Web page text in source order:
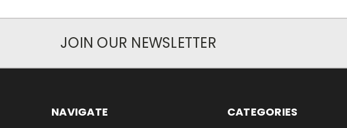
JOIN OUR NEWSLETTER
NAVIGATE CATEGORIES